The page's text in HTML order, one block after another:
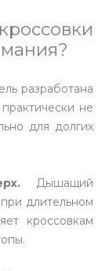
разработана
не
для долгих
Дышащий
длительном
кроссовкам